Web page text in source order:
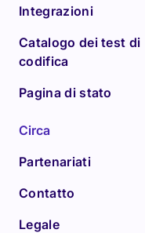
Integrazioni
Catalogo dei test di
codifica
Pagina di stato
Circa
Partenariati
Contatto
Legale